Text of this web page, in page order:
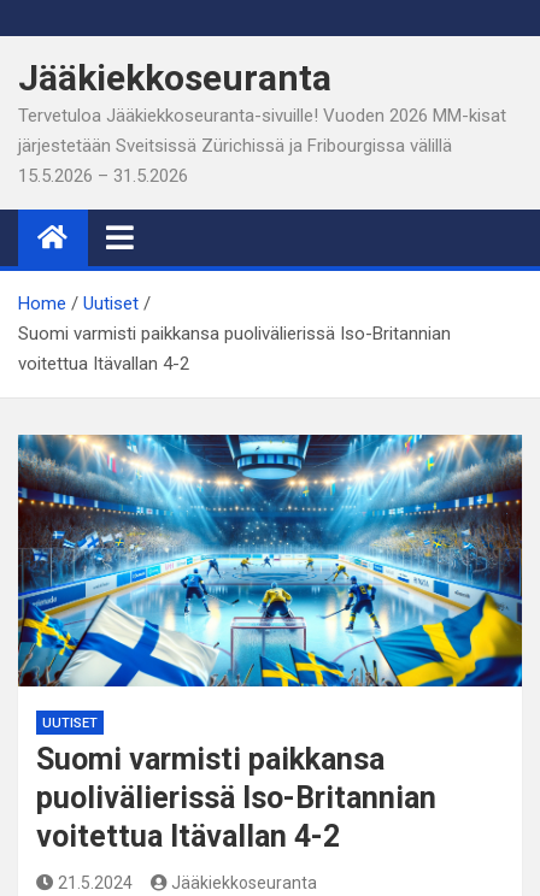
to
content
Jääkiekkoseuranta
Tervetuloa Jääkiekkoseuranta-sivuille! Vuoden 2026 MM-kisat
järjestetään Sveitsissä Zürichissä ja Fribourgissa välillä
15.5.2026 – 31.5.2026
Home
Uutiset
Suomi varmisti paikkansa puolivälierissä Iso-Britannian
voitettua Itävallan 4-2
UUTISET
Suomi varmisti paikkansa
puolivälierissä Iso-Britannian
voitettua Itävallan 4-2
21.5.2024 Jääkiekkoseuranta